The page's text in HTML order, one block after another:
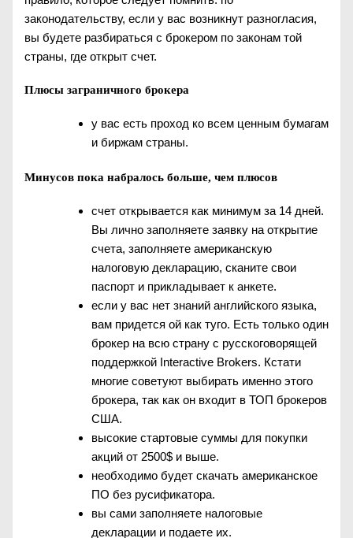
законодательству, если у вас возникнут разногласия,
вы будете разбираться с брокером по законам той
страны, где открыт счет.
Плюсы заграничного брокера
у вас есть проход ко всем ценным бумагам
и биржам страны.
Минусов пока набралось больше, чем плюсов
счет открывается как минимум за 14 дней.
Вы лично заполняете заявку на открытие
счета, заполняете американскую
налоговую декларацию, сканите свои
паспорт и прикладывает к анкете.
если у вас нет знаний английского языка,
вам придется ой как туго. Есть только один
брокер на всю страну с русскоговорящей
поддержкой Interactive Brokers. Кстати
многие советуют выбирать именно этого
брокера, так как он входит в ТОП брокеров
США.
высокие стартовые суммы для покупки
акций от 2500$ и выше.
необходимо будет скачать американское
ПО без русификатора.
вы сами заполняете налоговые
декларации и подаете их.